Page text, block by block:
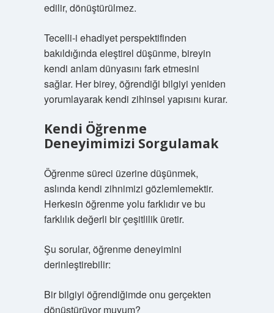
edilir, dönüştürülmez.
Tecelli-i ehadiyet perspektifinden
bakıldığında eleştirel düşünme, bireyin
kendi anlam dünyasını fark etmesini
sağlar. Her birey, öğrendiği bilgiyi yeniden
yorumlayarak kendi zihinsel yapısını kurar.
Kendi Öğrenme
Deneyimimizi Sorgulamak
Öğrenme süreci üzerine düşünmek,
aslında kendi zihnimizi gözlemlemektir.
Herkesin öğrenme yolu farklıdır ve bu
farklılık değerli bir çeşitlilik üretir.
Şu sorular, öğrenme deneyimini
derinleştirebilir:
Bir bilgiyi öğrendiğimde onu gerçekten
dönüştürüyor muyum?